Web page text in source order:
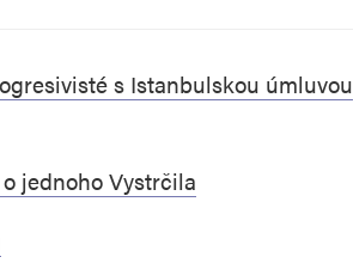
s Istanbulskou úmluvou
jednoho Vystrčila